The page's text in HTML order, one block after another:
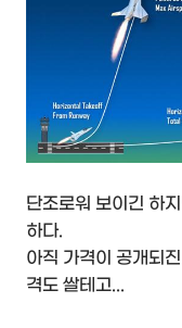
단조로워 보이긴 하
하다.
아직 가격이 공개되
격도 쌀테고...